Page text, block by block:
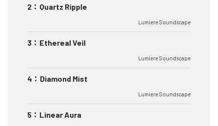
2 ： Quartz Ripple
Lumiere Soundscape
3 ： Ethereal Veil
Lumiere Soundscape
4 ： Diamond Mist
Lumiere Soundscape
5 ： Linear Aura